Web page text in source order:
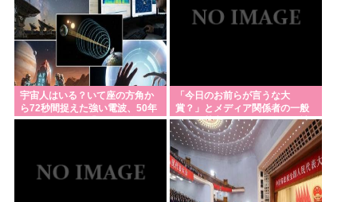
宇宙人はいる？いて座の方角か
ら72秒間捉えた強い電波、50年
間正体分からぬ「Wow！信号」
「今日のお前らが言うな大
賞？」とメディア関係者の一般
人への苦言にツッコミ殺到、被
災地の避難所でカメラ